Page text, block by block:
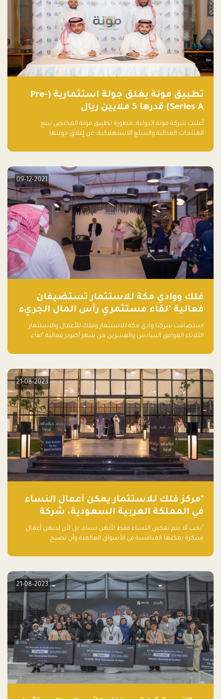
تطبيق مونة يغلق جولة استثمارية (Pre-
Series A) قدرها 5 ملايين ريال
أعلنت شركة مونة الدولية، مطورة تطبيق مونة المختص ببيع
المنتجات الغذائية والسلع الاستهلاكية، عن إغلاق جولتها
دولار أمريكي)، بقيادة شركتي دعم المنشآت المحدودة وتسارع القابضة
09-12-2021
فلك ووادي مكة للاستثمار تستضيفان
فعالية "لقاء مستثمري رأس المال الجريء
في المنطقة"
استضافت شركتا وادي مكة للاستثمار وفلك للأعمال والاستثمار
الثلاثاء الموافق السادس والعشرين من شهر أكتوبر فعالية "لقاء
مشاركاً من أبرز صناديق رأس المال الجريء وممثلي المؤسسات
21-08-2023
"مركز فلك للاستثمار يمكّن أعمال النساء
في المملكة العربية السعودية، شركة
ناشئة تلو الأخرى."
"يجب ألا يتم تمكين النساء فقط لأنهن نساء، بل لأن لديهن أعمال
مبتكرة يمكنها المنافسة في الأسواق العالمية وأن تصبح
21-08-2023